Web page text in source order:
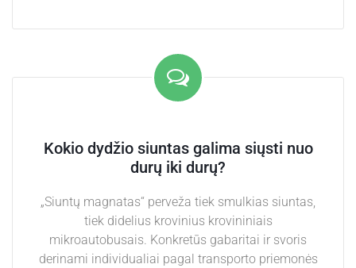
Kokio dydžio siuntas galima siųsti nuo
durų iki durų?
„Siuntų magnatas“ perveža tiek smulkias siuntas,
tiek didelius krovinius krovininiais
mikroautobusais. Konkretūs gabaritai ir svoris
derinami individualiai pagal transporto priemonės